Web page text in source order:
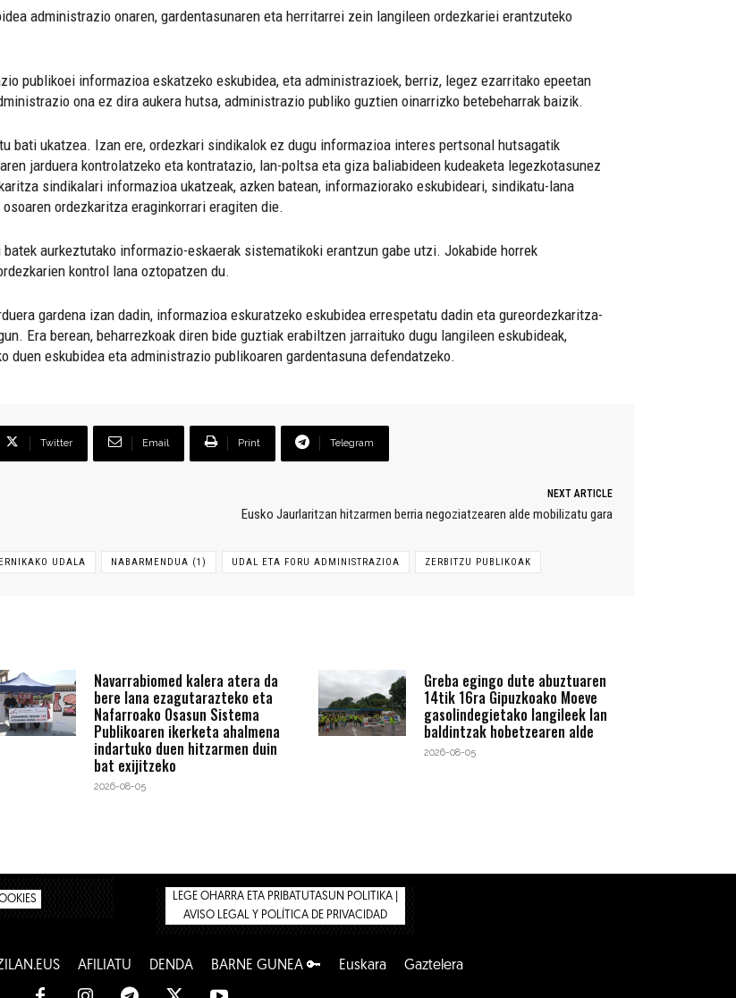
administrazio onaren, gardentasunaren eta herritarrei zein langileen ordezkariei erantzuteko
publikoei informazioa eskatzeko eskubidea, eta administrazioek, berriz, legez ezarritako epeetan
ona ez dira aukera hutsa, administrazio publiko guztien oinarrizko betebeharrak baizik.
bati ukatzea. Izan ere, ordezkari sindikalok ez dugu informazioa interes pertsonal hutsagatik
jarduera kontrolatzeko eta kontratazio, lan-poltsa eta giza baliabideen kudeaketa legezkotasunez
sindikalari informazioa ukatzeak, azken batean, informaziorako eskubideari, sindikatu-lana
ordezkaritza eraginkorrari eragiten die.
aurkeztutako informazio-eskaerak sistematikoki erantzun gabe utzi. Jokabide horrek
kontrol lana oztopatzen du.
gardena izan dadin, informazioa eskuratzeko eskubidea errespetatu dadin eta gureordezkaritza-
Era berean, beharrezkoak diren bide guztiak erabiltzen jarraituko dugu langileen eskubideak,
duen eskubidea eta administrazio publikoaren gardentasuna defendatzeko.
Twitter Email Print Telegram
NEXT ARTICLE
Eusko Jaurlaritzan hitzarmen berria negoziatzearen alde mobilizatu gara
UDALA NABARMENDUA (1) UDAL ETA FORU ADMINISTRAZIOA ZERBITZU PUBLIKOAK
Navarrabiomed kalera atera da
bere lana ezagutarazteko eta
Nafarroako Osasun Sistema
Publikoaren ikerketa ahalmena
indartuko duen hitzarmen duin
bat exijitzeko
2026-08-05
Greba egingo dute abuztuaren
14tik 16ra Gipuzkoako Moeve
gasolindegietako langileek lan
baldintzak hobetzearen alde
2026-08-05
LEGE OHARRA ETA PRIBATUTASUN POLITIKA |
AVISO LEGAL Y POLÍTICA DE PRIVACIDAD
AFILIATU DENDA BARNE GUNEA 🔑 Euskara Gaztelera